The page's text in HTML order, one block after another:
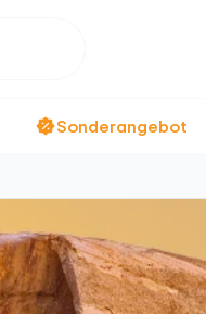
Sonderangebot